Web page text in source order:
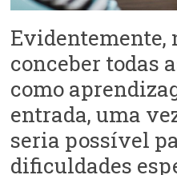
Evidentemente,
conceber todas
como
entrada, uma
seria possível
dificuldades